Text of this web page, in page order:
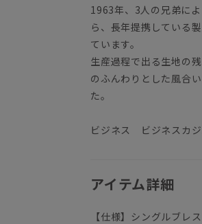
1963年、3人の兄弟に
ら、長年提携している
ています。
生産過程で出る生地の
のふんわりとした風合
た。
ビジネス ビジネスカ
アイテム詳細
【仕様】シングルブレ